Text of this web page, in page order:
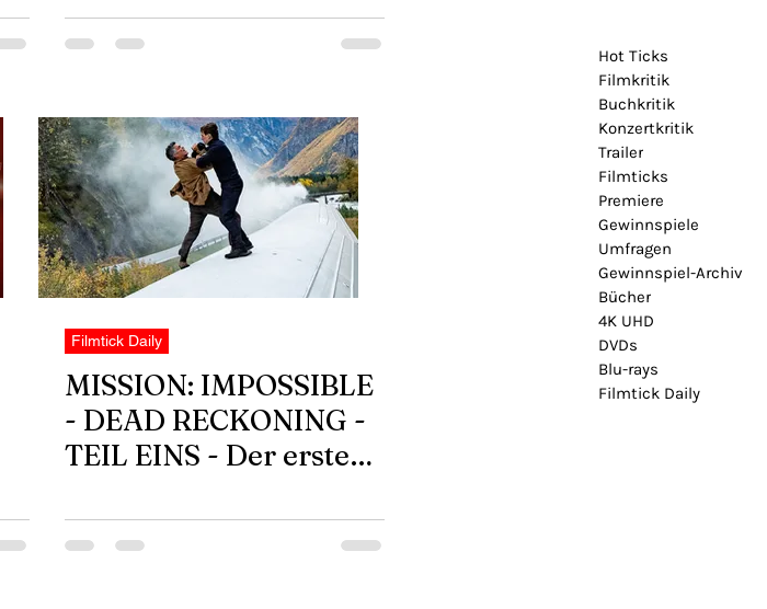
Filmtick Daily
MISSION: IMPOSSIBLE
- DEAD RECKONING -
TEIL EINS - Der erste
Hot Ticks
Filmkritik
Buchkritik
Konzertkritik
Trailer
Filmticks
Premiere
Gewinnspiele
Umfragen
Gewinnspiel-Archiv
Bücher
4K UHD
DVDs
Blu-rays
Filmtick Daily